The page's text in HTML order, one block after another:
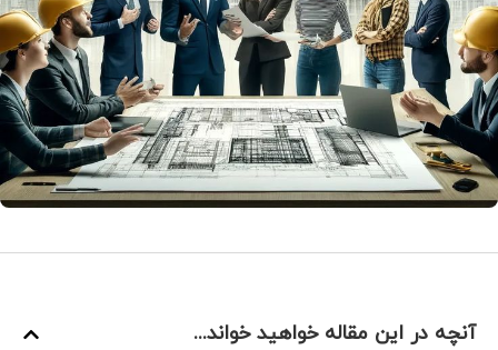
آنچه در این مقاله خواهید خواند...